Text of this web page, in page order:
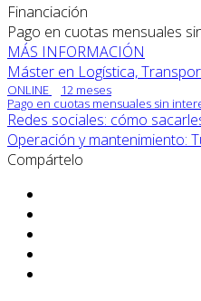
Financiación
Pago en cuotas mensuales
MÁS INFORMACIÓN
Máster en Logística,
ONLINE
12 meses
Pago en cuotas mensuales sin
Redes sociales: cómo
Operación y mantenimiento:
Compártelo